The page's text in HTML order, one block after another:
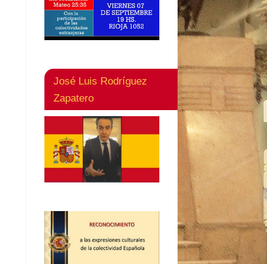
José Luis Rodríguez
Zapatero